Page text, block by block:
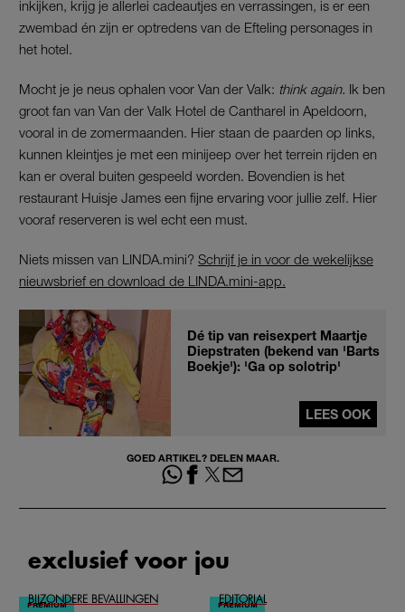
inkijken, krijg je allerlei cadeautjes en verrassingen, is er een
zwembad én zijn er optredens van de Efteling personages in
het hotel.
Mocht je je neus ophalen voor Van der Valk: think again. Ik ben
groot fan van Van der Valk Hotel de Cantharel in Apeldoorn,
vooral in de zomermaanden. Hier staan de paarden op links,
kunnen kleintjes je met een minijeep over het terrein rijden en
kan er overal buiten gespeeld worden. Bovendien is het
restaurant Huisje James een fijne ervaring voor jullie zelf. Hier
vooraf reserveren is wel echt een must.
Niets missen van LINDA.mini? Schrijf je in voor de wekelijkse
nieuwsbrief en download de LINDA.mini-app.
Dé tip van reisexpert Maartje
Diepstraten (bekend van 'Barts
Boekje'): 'Ga op solotrip'
LEES OOK
GOED ARTIKEL? DELEN MAAR.
exclusief voor jou
BIJZONDERE BEVALLINGEN
EDITORIAL